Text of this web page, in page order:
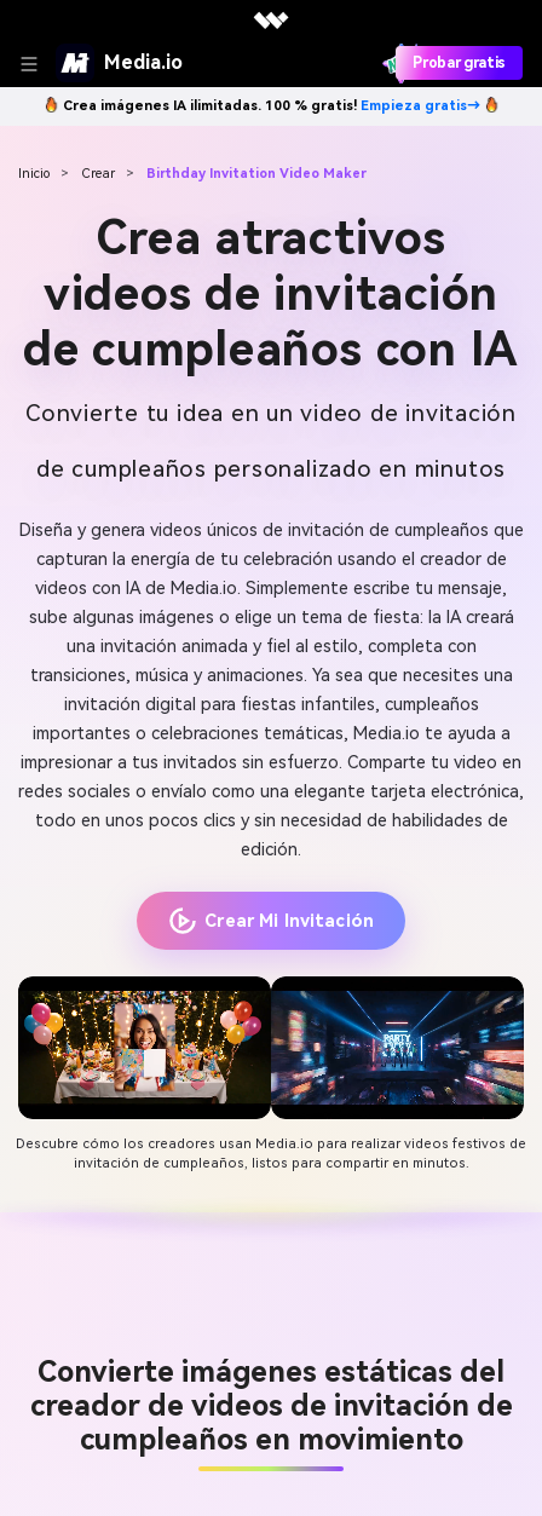
Media.io Probar gratis
Crea imágenes IA ilimitadas. 100 % gratis! Empieza gratis→
Inicio > Crear > Birthday Invitation Video Maker
Crea atractivos
videos de invitación
de cumpleaños con IA
Convierte tu idea en un video de invitación
de cumpleaños personalizado en minutos
Diseña y genera videos únicos de invitación de cumpleaños que
capturan la energía de tu celebración usando el creador de
videos con IA de Media.io. Simplemente escribe tu mensaje,
sube algunas imágenes o elige un tema de fiesta: la IA creará
una invitación animada y fiel al estilo, completa con
transiciones, música y animaciones. Ya sea que necesites una
invitación digital para fiestas infantiles, cumpleaños
importantes o celebraciones temáticas, Media.io te ayuda a
impresionar a tus invitados sin esfuerzo. Comparte tu video en
redes sociales o envíalo como una elegante tarjeta electrónica,
todo en unos pocos clics y sin necesidad de habilidades de
edición.
Crear Mi Invitación
Descubre cómo los creadores usan Media.io para realizar videos festivos de
invitación de cumpleaños, listos para compartir en minutos.
Convierte imágenes estáticas del
creador de videos de invitación de
cumpleaños en movimiento